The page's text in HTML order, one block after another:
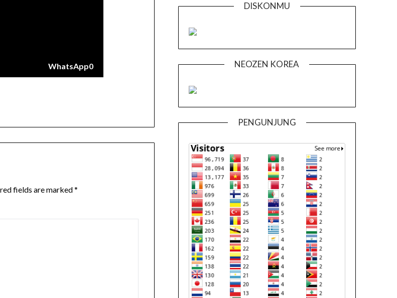
WhatsApp0
fields are marked*
DISKONMU
NEOZEN KOREA
PENGUNJUNG